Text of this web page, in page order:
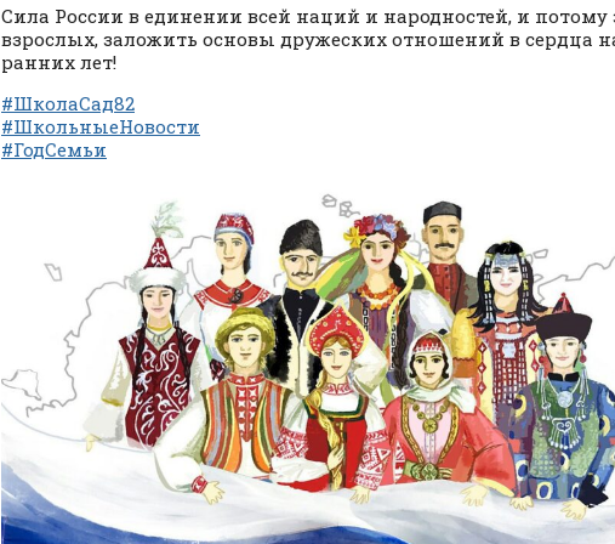
Сила России в единении всей наций и народностей, и потому
взрослых, заложить основы дружеских отношений в сердца
ранних лет!
#ШколаСад82
#ШкольныеНовости
#ГодСемьи